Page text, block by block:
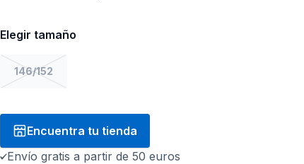
Elegir tamaño
146/152
Encuentra tu tienda
Envío gratis a partir de 50 euros